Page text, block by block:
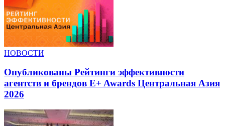
НОВОСТИ
Опубликованы Рейтинги эффективности
агентств и брендов E+ Awards Центральная Азия
2026